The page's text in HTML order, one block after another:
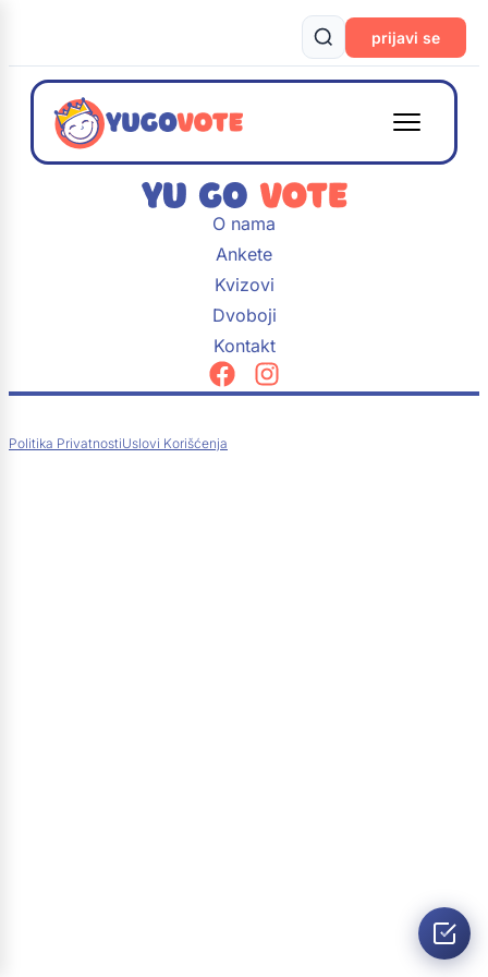
prijavi se
O nama
Ankete
Kvizovi
Dvoboji
Kontakt
Politika PrivatnostiUslovi Korišćenja